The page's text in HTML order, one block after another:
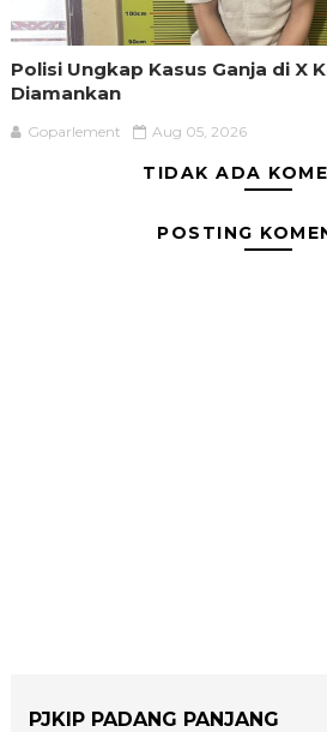
Polisi Ungkap Kasus Ganja di X
Diamankan
Goparlement Aug 05, 2026
TIDAK ADA
POSTING
PJKIP PADANG PANJANG